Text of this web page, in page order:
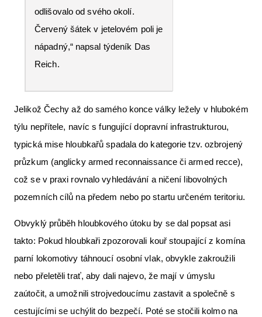
odlišovalo od svého okolí.
Červený šátek v jetelovém poli je
nápadný,“ napsal týdeník Das
Reich.
Jelikož Čechy až do samého konce války ležely v hlubokém
týlu nepřítele, navíc s fungující dopravní infrastrukturou,
typická mise hloubkařů spadala do kategorie tzv. ozbrojený
průzkum (anglicky armed reconnaissance či armed recce),
což se v praxi rovnalo vyhledávání a ničení libovolných
pozemních cílů na předem nebo po startu určeném teritoriu.
Obvyklý průběh hloubkového útoku by se dal popsat asi
takto: Pokud hloubkaři zpozorovali kouř stoupající z komína
parní lokomotivy táhnoucí osobní vlak, obvykle zakroužili
nebo přeletěli trať, aby dali najevo, že mají v úmyslu
zaútočit, a umožnili strojvedoucímu zastavit a společně s
cestujícími se uchýlit do bezpečí. Poté se stočili kolmo na